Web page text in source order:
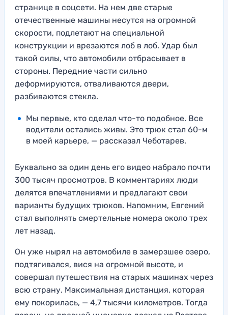
странице в соцсети. На нем две старые
отечественные машины несутся на огромной
скорости, подлетают на специальной
конструкции и врезаются лоб в лоб. Удар был
такой силы, что автомобили отбрасывает в
стороны. Передние части сильно
деформируются, отваливаются двери,
разбиваются стекла.
Мы первые, кто сделал что-то подобное. Все
водители остались живы. Это трюк стал 60-м
в моей карьере, — рассказал Чеботарев.
Буквально за один день его видео набрало почти
300 тысяч просмотров. В комментариях люди
делятся впечатлениями и предлагают свои
варианты будущих трюков. Напомним, Евгений
стал выполнять смертельные номера около трех
лет назад.
Он уже нырял на автомобиле в замерзшее озеро,
подтягивался, вися на огромной высоте, и
совершал путешествия на старых машинах через
всю страну. Максимальная дистанция, которая
ему покорилась, — 4,7 тысячи километров. Тогда